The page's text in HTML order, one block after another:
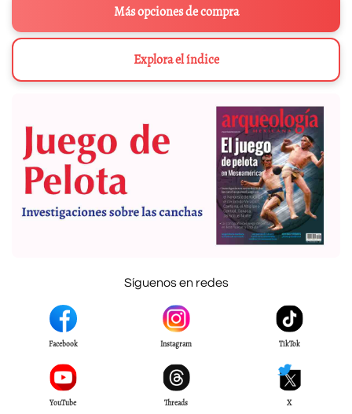
Más opciones de compra
Explora el índice
Síguenos en redes
Facebook Instagram TikTok
YouTube Threads X